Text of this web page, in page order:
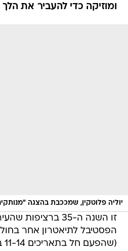
ומוזיקה כדי להעביר את הלך
יוליה פלוטקין, שמככבת בהצגה
זו השנה ה-35
הפסטיבל לתיאטרון אחר